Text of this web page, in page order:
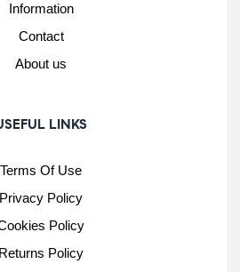
Information
Contact
About us
LINKS
Terms Of Use
Privacy Policy
Policy
Returns Policy